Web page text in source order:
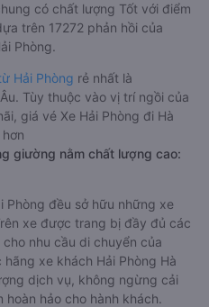
có chất lượng Tốt với điểm
trên 17272 phản hồi của
Phòng.
Hải Phòng rẻ nhất là
Tùy thuộc vào vị trí ngồi của
giá vé Xe Hải Phòng đi Hà
giường nằm chất lượng cao:
Phòng đều sở hữu những xe
xe được trang bị đầy đủ các
nhu cầu di chuyển của
xe khách Hải Phòng Hà
dịch vụ, không ngừng cải
hảo cho hành khách.